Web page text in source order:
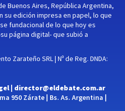
Buenos Aires, República Argentina,
su edición impresa en papel, lo que
fundacional de lo que hoy es
página digital- que subió a
Zarateño SRL | Nº de Reg. DNDA:
| director@eldebate.com.ar
950 Zárate | Bs. As. Argentina |